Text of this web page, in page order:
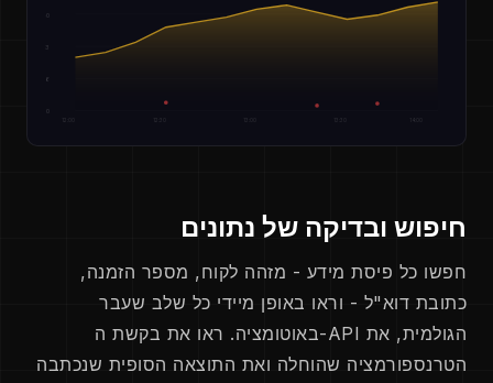
93
12:00 12:30
חיפוש ובדיקה של נתונים
חפשו כל פיסת מידע - מזהה לקוח, מספר הזמנה,
כתובת דוא"ל - וראו באופן מיידי כל שלב שעבר
באוטומציה. ראו את בקשת ה-API הגולמית, את
הטרנספורמציה שהוחלה ואת התוצאה הסופית שנכתבה